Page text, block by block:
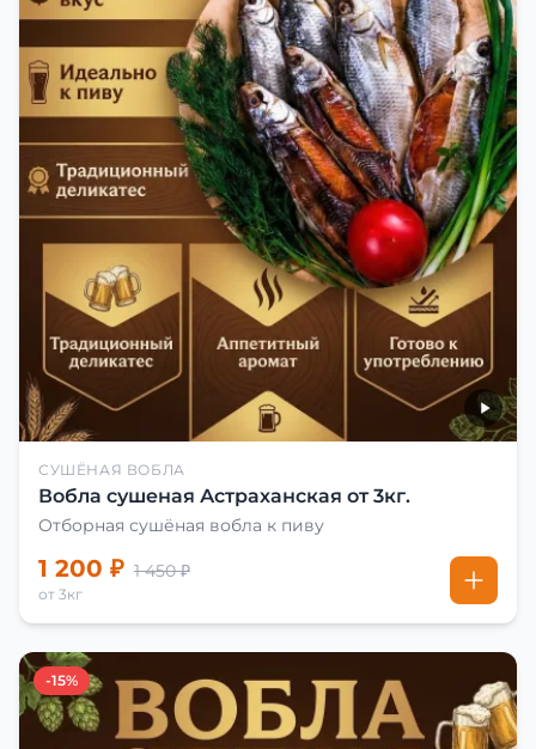
СУШЁНАЯ ВОБЛА
Вобла сушеная Астраханская от 3кг.
Отборная сушёная вобла к пиву
1 200 ₽ 1 450 ₽
от 3кг
-15%